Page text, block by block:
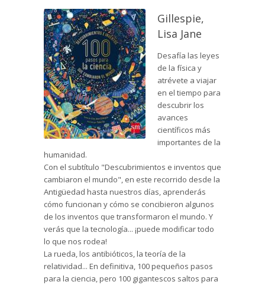
Gillespie,
Lisa Jane
Desafía las leyes
de la física y
atrévete a viajar
en el tiempo para
descubrir los
avances
científicos más
importantes de la
humanidad.
Con el subtítulo "Descubrimientos e inventos que
cambiaron el mundo", en este recorrido desde la
Antigüedad hasta nuestros días, aprenderás
cómo funcionan y cómo se concibieron algunos
de los inventos que transformaron el mundo. Y
verás que la tecnología... ¡puede modificar todo
lo que nos rodea!
La rueda, los antibióticos, la teoría de la
relatividad... En definitiva, 100 pequeños pasos
para la ciencia, pero 100 gigantescos saltos para